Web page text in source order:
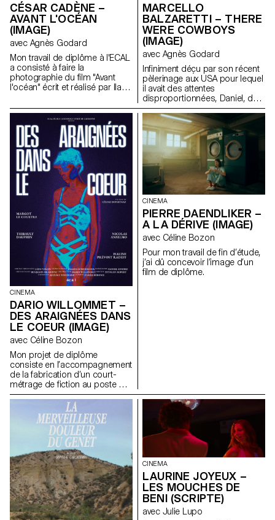
CÉSAR CADÈNE –
AVANT L'OCÉAN
(IMAGE)
avec Agnès Godard
Mon travail de diplôme à l'ECAL
a consisté à faire la
photographie du film "Avant
l'océan" écrit et réalisé par Ilan
Inspiré par le cinéma des frères
Safdie et de John Cassavetes,
ce film fut un véritable défi
technique et créatif.
MARCELLO
BALZARETTI – THERE
WERE COWBOYS
(IMAGE)
avec Agnès Godard
Infiniment déçu par son récent
pèlerinage aux USA pour lequel
il avait des attentes
disproportionnées, Daniel, de
retour en Suisse, reprend le
cours de sa vie qu’il trouve bien
morne et voit un jour apparaître
devant lui un cowboy
fantomatique qui lui confie une
mission : voler une Chevy El
Camino.
CINEMA
DARIO WILLOMMET –
DES ARAIGNÉES DANS
LE COEUR (IMAGE)
avec Céline Bozon
Mon projet de diplôme
consiste en l’accompagnement
de la fabrication d’un court-
métrage de fiction au poste de
chef-opérateur.
CINEMA
PIERRE DAENDLIKER –
A LA DÉRIVE (IMAGE)
avec Céline Bozon
Pour mon travail de fin d’étude,
j’ai dû concevoir l’image d’un
film de diplôme.
CINEMA
LAURINE JOYEUX –
LES MOUCHES DE
BENI (SCRIPTE)
avec Julie Lupo